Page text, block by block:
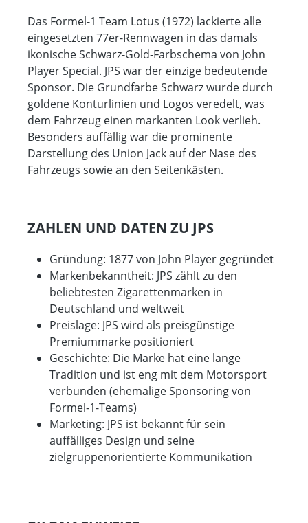
Das Formel-1 Team Lotus (1972) lackierte alle
eingesetzten 77er-Rennwagen in das damals
ikonische Schwarz-Gold-Farbschema von John
Player Special. JPS war der einzige bedeutende
Sponsor. Die Grundfarbe Schwarz wurde durch
goldene Konturlinien und Logos veredelt, was
dem Fahrzeug einen markanten Look verlieh.
Besonders auffällig war die prominente
Darstellung des Union Jack auf der Nase des
Fahrzeugs sowie an den Seitenkästen.
ZAHLEN UND DATEN ZU JPS
Gründung: 1877 von John Player gegründet
Markenbekanntheit: JPS zählt zu den
beliebtesten Zigarettenmarken in
Deutschland und weltweit
Preislage: JPS wird als preisgünstige
Premiummarke positioniert
Geschichte: Die Marke hat eine lange
Tradition und ist eng mit dem Motorsport
verbunden (ehemalige Sponsoring von
Formel-1-Teams)
Marketing: JPS ist bekannt für sein
auffälliges Design und seine
zielgruppenorientierte Kommunikation